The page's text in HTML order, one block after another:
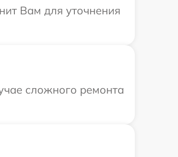
Вам для уточнения
сложного ремонта